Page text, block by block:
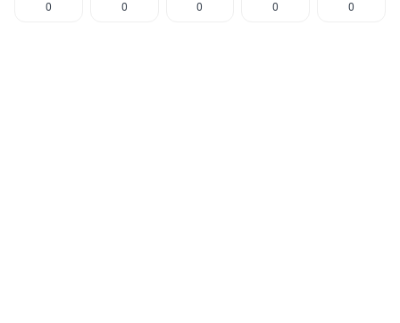
0 0 0 0 0